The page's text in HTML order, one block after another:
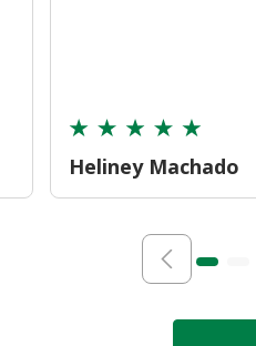
Heliney Machado